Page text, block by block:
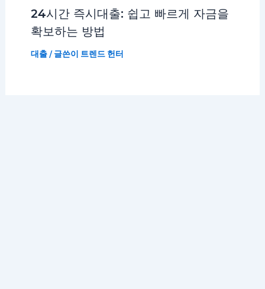
24시간 즉시대출: 쉽고 빠르게 자금을
확보하는 방법
대출/ 글쓴이 트렌드 헌터